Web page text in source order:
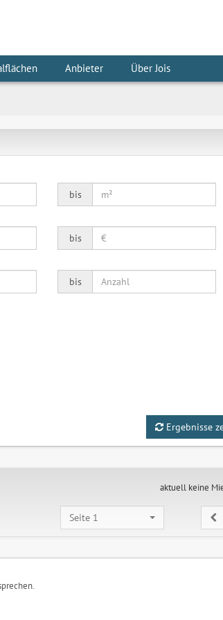
Anbieter Über Jois
bis
bis
bis
Ergebnisse
aktuell keine
Seite 1